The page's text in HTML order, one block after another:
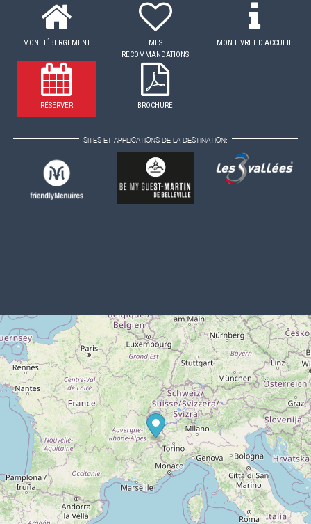
MON HÉBERGEMENT
MES
RECOMMANDATIONS
MON LIVRET D'ACCUEIL
RÉSERVER BROCHURE
SITES ET APPLICATIONS DE LA DESTINATION: